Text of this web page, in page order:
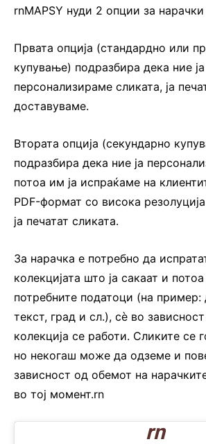
rnMAPSY нуди 2 опции за
Првата опција (стандардно или
купување) подразбира дека ние ја
персонализираме сликата, ја
доставуваме.
Втората опција (секундарно
подразбира дека ние ја
потоа им ја испраќаме на
PDF-формат со висока
ја печатат сликата.
За нарачка е потребно да
колекцијата што ја сакаат и
потребните податоци (на пример:
текст, град и сл.), сè во
колекција се работи. Сликите се
но некогаш може да одземе и
зависност од обемот на
во тој момент.rn
rn